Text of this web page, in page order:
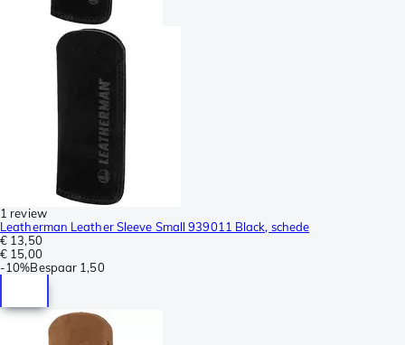
1 review
Leatherman Leather Sleeve Small 939011 Black, schede
€ 13,50
€ 15,00
-10%Bespaar 1,50